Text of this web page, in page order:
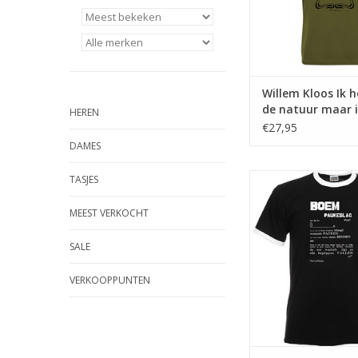
HEREN
DAMES
TASJES
MEEST VERKOCHT
SALE
VERKOOPPUNTEN
Willem Kloos Ik
de natuur maar
er wel iets te
€27,95
Het gedicht Boem
Paul van Ostayen,
Bezette stad
TOEVOEGEN AAN